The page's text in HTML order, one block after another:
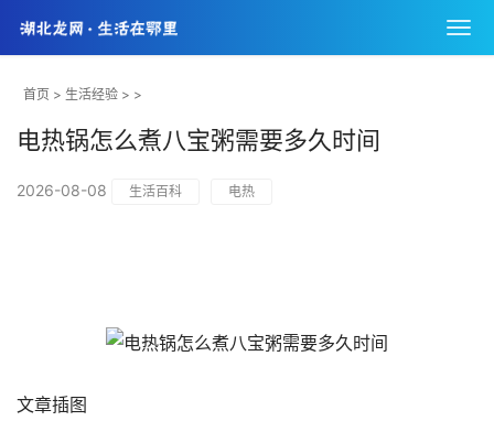
首页 > 生活经验 > >
电热锅怎么煮八宝粥需要多久时间
2026-08-08 生活百科 电热
文章插图